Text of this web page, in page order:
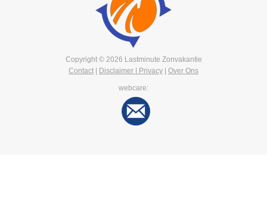
Copyright © 2026 Lastminute Zonvakantie
Contact | Disclaimer | Privacy | Over Ons
webcare: